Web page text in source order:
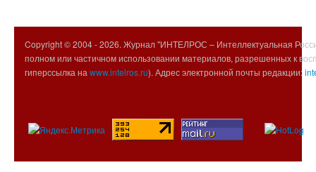
Copyright © 2004 -2026. Журнал "ИНТЕЛРОС – Интеллектуальная
полном или частичном использовании материалов, разрешенных к
гиперссылка на www.intelros.ru). Адрес электронной почты редакции: